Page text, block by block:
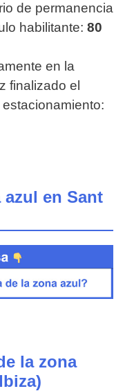
de permanencia
habilitante: 80
en la
finalizado el
en Sant
la zona